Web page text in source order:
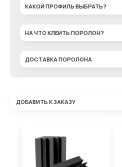
КАКОЙ ПРОФИЛЬ ВЫБРАТЬ?
НА ЧТО КЛЕИТЬ ПОРОЛОН?
ДОСТАВКА ПОРОЛОНА
ДОБАВИТЬ К ЗАКАЗУ